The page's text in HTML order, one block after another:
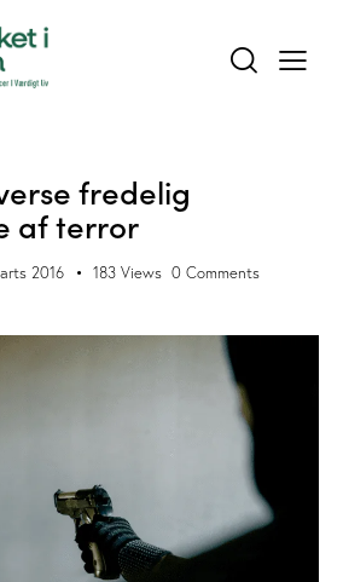
fredelig
af terror
2016 183 Views 0 Comments